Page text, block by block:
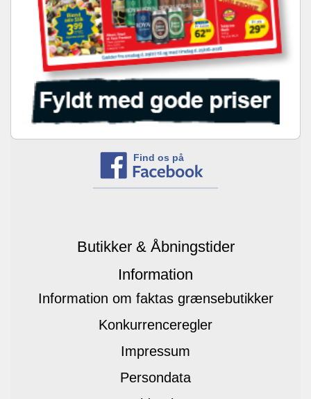
Find os på
Butikker & Åbningstider
Information
Information om faktas grænsebutikker
Konkurrenceregler
Impressum
Persondata